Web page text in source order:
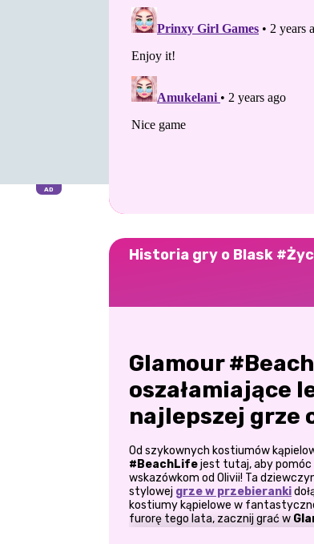
Historia gry o Blask
Glamour
oszałamiające
najlepszej grze
Od szykownych kostiumów
#BeachLifejest tutaj, aby pomóc
wskazówkom od Olivii! Ta
stylowej grze w przebieranki
kostiumy kąpielowe w
furorę tego lata, zacznij grać w